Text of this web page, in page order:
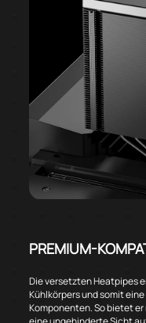
PREMIUM-
Die versetzten Heatpipes
Kühlkörpers und somit
Komponenten. So bietet